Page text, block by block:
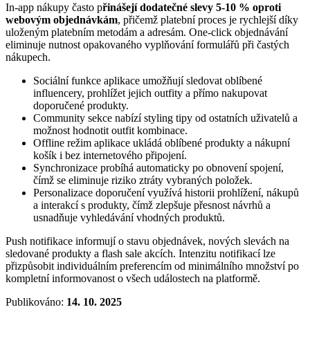
In-app nákupy často přinášejí dodatečné slevy 5-10 % oproti
webovým objednávkám, přičemž platební proces je rychlejší díky
uloženým platebním metodám a adresám. One-click objednávání
eliminuje nutnost opakovaného vyplňování formulářů při častých
nákupech.
Sociální funkce aplikace umožňují sledovat oblíbené
influencery, prohlížet jejich outfity a přímo nakupovat
doporučené produkty.
Community sekce nabízí styling tipy od ostatních uživatelů a
možnost hodnotit outfit kombinace.
Offline režim aplikace ukládá oblíbené produkty a nákupní
košík i bez internetového připojení.
Synchronizace probíhá automaticky po obnovení spojení,
čímž se eliminuje riziko ztráty vybraných položek.
Personalizace doporučení využívá historii prohlížení, nákupů
a interakcí s produkty, čímž zlepšuje přesnost návrhů a
usnadňuje vyhledávání vhodných produktů.
Push notifikace informují o stavu objednávek, nových slevách na
sledované produkty a flash sale akcích. Intenzitu notifikací lze
přizpůsobit individuálním preferencím od minimálního množství po
kompletní informovanost o všech událostech na platformě.
Publikováno: 14. 10. 2025